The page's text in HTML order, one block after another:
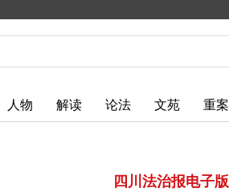
人物 解读 论法 文苑 重案
四川法治报电子版